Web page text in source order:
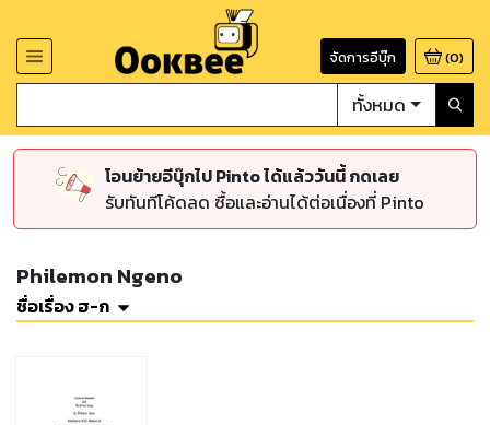
จัดการอีบุ๊ก (0)
ทั้งหมด
โอนย้ายอีบุ๊กไป Pinto ได้แล้ววันนี้ กดเลย
รับทันทีโค้ดลด ซื้อและอ่านได้ต่อเนื่องที่ Pinto
Philemon Ngeno
ชื่อเรื่อง ฮ-ก